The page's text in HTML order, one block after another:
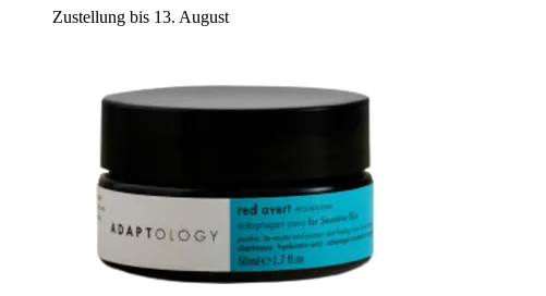
Zustellung bis 13. August